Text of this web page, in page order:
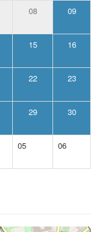
08 09
15 16
22 23
29 30
05 06